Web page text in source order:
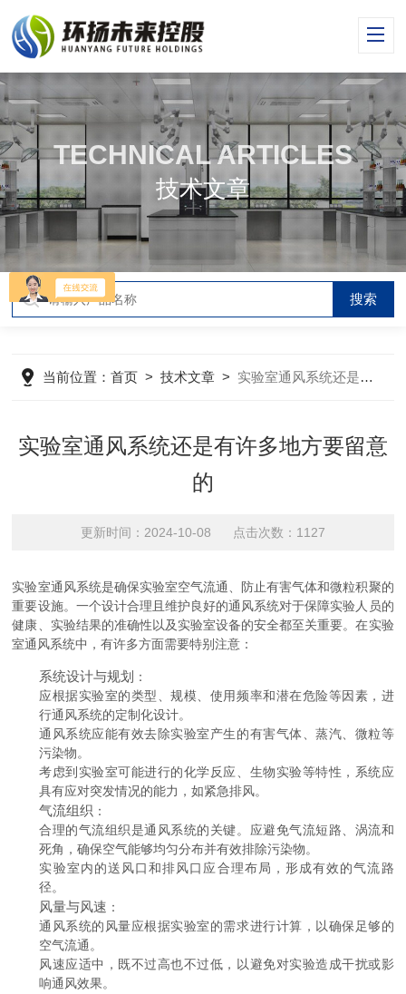
TECHNICAL ARTICLES
技术文章
当前位置：首页 >技术文章 > 实验室通风系统还是有许多地方要留意的
实验室通风系统还是有许多地方要留意
的
更新时间：2024-10-08 点击次数：1127
实验室通风系统是确保实验室空气流通、防止有害气体和微粒积聚的
重要设施。一个设计合理且维护良好的通风系统对于保障实验人员的
健康、实验结果的准确性以及实验室设备的安全都至关重要。在实验
室通风系统中，有许多方面需要特别注意：
系统设计与规划 ：
应根据实验室的类型、规模、使用频率和潜在危险等因素，进
行通风系统的定制化设计。
通风系统应能有效去除实验室产生的有害气体、蒸汽、微粒等
污染物。
考虑到实验室可能进行的化学反应、生物实验等特性，系统应
具有应对突发情况的能力，如紧急排风。
气流组织 ：
合理的气流组织是通风系统的关键。应避免气流短路、涡流和
死角，确保空气能够均匀分布并有效排除污染物。
实验室内的送风口和排风口应合理布局，形成有效的气流路
径。
风量与风速 ：
通风系统的风量应根据实验室的需求进行计算，以确保足够的
空气流通。
风速应适中，既不过高也不过低，以避免对实验造成干扰或影
响通风效果。